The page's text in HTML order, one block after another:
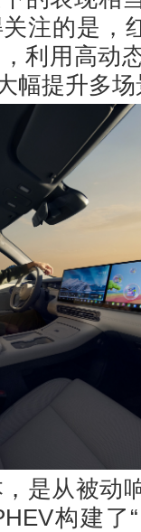
注的是，
利用高动
幅提升多
被动响
构建了